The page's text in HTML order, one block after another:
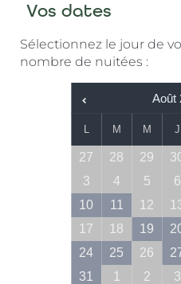
Vos dates
Sélectionnez le jour de
nombre de nuitées :
Août
M M J
27 28 29
3
4 5 6
10
11 12
17
18 19
24
25 26
31
1 2 3